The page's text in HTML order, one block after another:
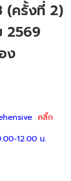
(ครั้งที่ 2)
2569
ง
คลิ๊ก
12.00 น.